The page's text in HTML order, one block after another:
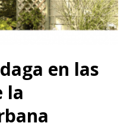
en las
la